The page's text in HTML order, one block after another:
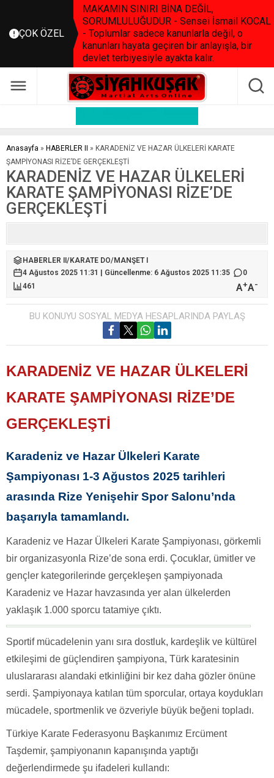
ÇOK ÖZEL
MAKAMIN SINIRI BİNA DEĞİL,
SORUMLULUĞUDUR - Sensei İsmail KOCAL
- Toplumlar sadece kanunlarla değil, o
kanunları hayata geçiren bir anlayışla, bir
devlet terbiyesiyle ayakta kalır.
Anasayfa » HABERLER II » KARADENİZ VE HAZAR ÜLKELERİ KARATE
ŞAMPİYONASI RİZE’DE GERÇEKLEŞTİ
KARADENİZ VE HAZAR ÜLKELERİ
KARATE ŞAMPİYONASI RİZE’DE
GERÇEKLEŞTİ
HABERLER II/KARATE DO/MANŞET I
4 Ağustos 2025 11:31 | Güncellenme: 6 Ağustos 2025 11:35
0
461
A+A-
BU KONUYU SOSYAL MEDYA HESAPLARINDA PAYLAŞ
KARADENİZ VE HAZAR ÜLKELERİ
KARATE ŞAMPİYONASI RİZE’DE
GERÇEKLEŞTİ
Karadeniz ve Hazar Ülkeleri Karate
Şampiyonası 1-3 Ağustos 2025 tarihleri
arasında Rize Yenişehir Spor Salonu’nda
başarıyla tamamlandı.
Karadeniz ve Hazar Ülkeleri Karate Şampiyonası, görkemli
bir organizasyonla Rize’de sona erdi. Çocuklar, ümitler ve
gençler kategorilerinde gerçekleşen şampiyonada
Karadeniz ve Hazar havzasında yer alan ülkelerden
yaklaşık 1.000 sporcu tatamiye çıktı.
Sportif mücadelenin yanı sıra dostluk, kardeşlik ve kültürel
etkileşimi de güçlendiren şampiyona, Türk karatesinin
uluslararası alandaki etkinliğini bir kez daha gözler önüne
serdi. Şampiyonaya katılan tüm sporcular, ortaya koydukları
mücadele, sportmenlik ve özveriyle büyük beğeni topladı.
Türkiye Karate Federasyonu Başkanımız Ercüment
Taşdemir, şampiyonanın kapanışında yaptığı
değerlendirmede şu ifadeleri kullandı: